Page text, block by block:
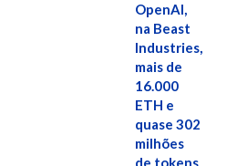
OpenAI,
na Beast
Industries,
mais de
16.000
ETH e
quase 302
milhões
de tokens